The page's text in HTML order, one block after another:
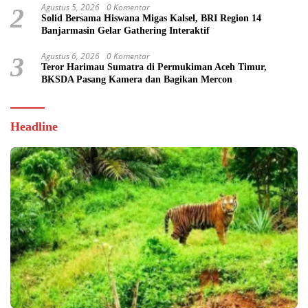
2 Agustus 5, 2026 0 Komentar
Solid Bersama Hiswana Migas Kalsel, BRI Region 14
Banjarmasin Gelar Gathering Interaktif
3 Agustus 6, 2026 0 Komentar
Teror Harimau Sumatra di Permukiman Aceh Timur,
BKSDA Pasang Kamera dan Bagikan Mercon
Headline